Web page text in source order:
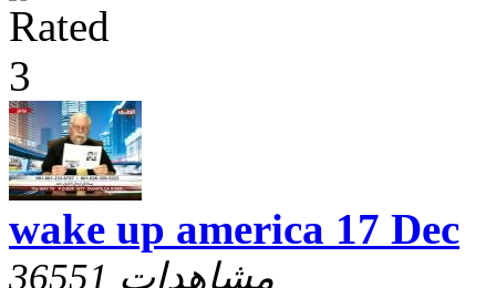
wake up america 17 Dec
36551 مشاهدات